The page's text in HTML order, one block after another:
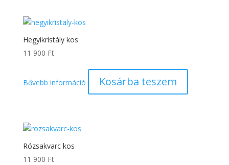
Hegyikristály kos
11 900 Ft
Bővebb információ Kosárba teszem
Rózsakvarc kos
11 900 Ft